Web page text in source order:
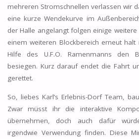
mehreren Stromschnellen verlassen wir
eine kurze Wendekurve im
der Halle angelangt folgen einige
einem weiteren Blockbereich erneut
Hilfe des U.F.O. Ramenmanns den
besiegen. Kurz darauf endet die Fahrt
gerettet.
So, liebes Karl’s Erlebnis-Dorf Team,
Zwar müsst ihr die interaktive
übernehmen, doch auch dafür
irgendwie Verwendung finden. Diese